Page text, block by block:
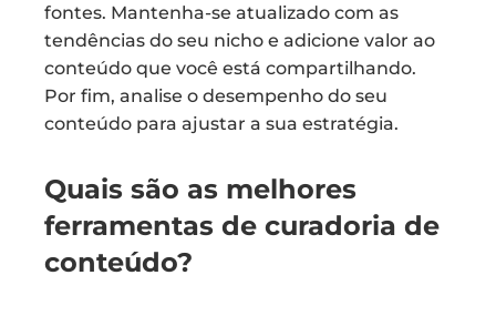
fontes. Mantenha-se atualizado com as
tendências do seu nicho e adicione valor ao
conteúdo que você está compartilhando.
Por fim, analise o desempenho do seu
conteúdo para ajustar a sua estratégia.
Quais são as melhores
ferramentas de curadoria de
conteúdo?